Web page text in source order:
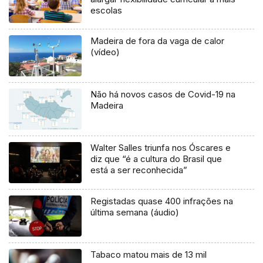
escolas
Madeira de fora da vaga de calor
(vídeo)
Não há novos casos de Covid-19 na
Madeira
Walter Salles triunfa nos Óscares e
diz que “é a cultura do Brasil que
está a ser reconhecida”
Registadas quase 400 infrações na
última semana (áudio)
Tabaco matou mais de 13 mil